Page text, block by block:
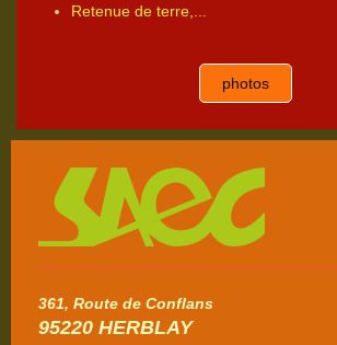
Retenue de terre,...
photos
361, Route de Conflans
95220 HERBLAY